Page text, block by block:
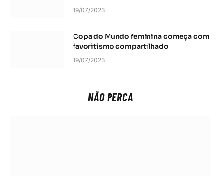
19/07/2023
Copa do Mundo feminina começa com
favoritismo compartilhado
19/07/2023
NÃO PERCA